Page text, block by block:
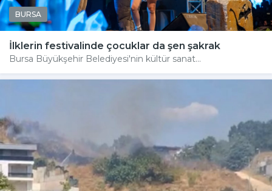
BURSA
İlklerin festivalinde çocuklar da şen şakrak
Bursa Büyükşehir Belediyesi'nin kültür sanat...